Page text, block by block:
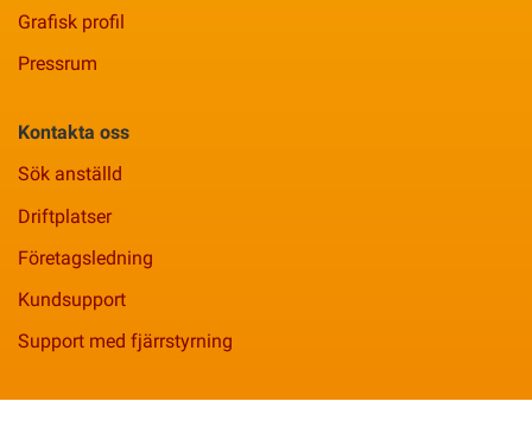
Grafisk profil
Pressrum
Kontakta oss
Sök anställd
Driftplatser
Företagsledning
Kundsupport
Support med fjärrstyrning